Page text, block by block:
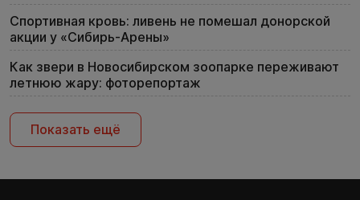
Спортивная кровь: ливень не помешал донорской
акции у «Сибирь-Арены»
Как звери в Новосибирском зоопарке переживают
летнюю жару: фоторепортаж
Показать ещё